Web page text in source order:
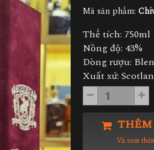
Mã sản phẩm:
Thể tích: 750ml
Nồng độ: 43%
Dòng rượu:
Xuất xứ:
Và xem